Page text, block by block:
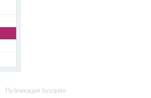
Публикации bysquite